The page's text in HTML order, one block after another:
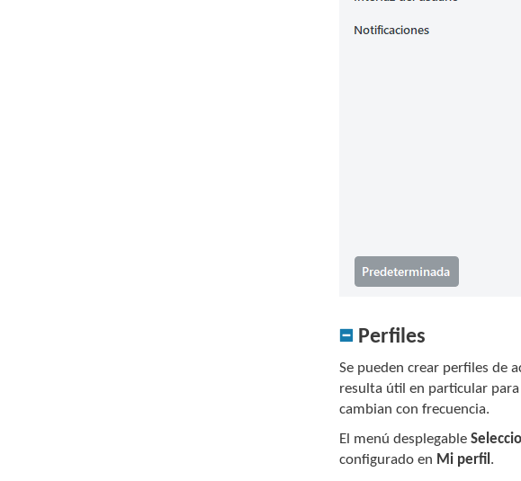
Perfiles
Se pueden crear perfiles de
resulta útil en particular
cambian con frecuencia.
El menú desplegable
configurado en Mi perfil .